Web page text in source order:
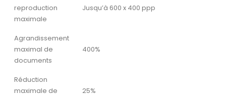
reproduction
maximale
Jusqu’à 600 x 400 ppp
Agrandissement
maximal de
documents
400%
Réduction
maximale de
25%